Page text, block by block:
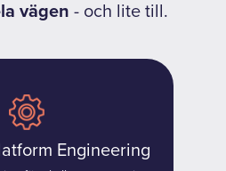
vägen- och lite till.
Engineering